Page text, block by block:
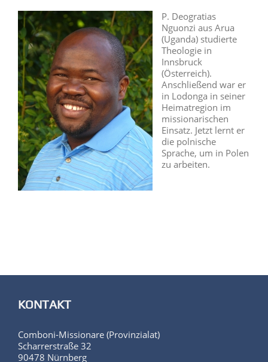
P. Deogratias
Nguonzi aus Arua
(Uganda) studierte
Theologie in
Innsbruck
(Österreich).
Anschließend war er
in Lodonga in seiner
Heimatregion im
missionarischen
Einsatz. Jetzt lernt er
die polnische
Sprache, um in Polen
zu arbeiten.
KONTAKT
Comboni-Missionare (Provinzialat)
Scharrerstraße 32
90478 Nürnberg